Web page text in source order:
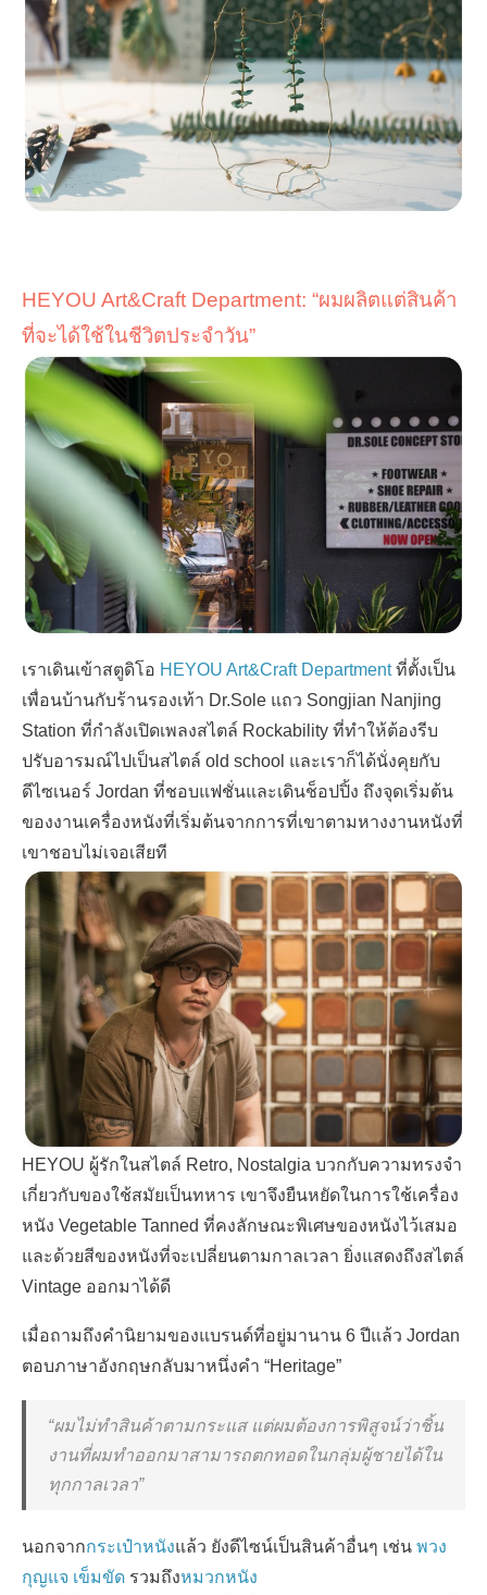
HEYOU Art&Craft Department: “ผมผลิตแต่สินค้า
ที่จะได้ใช้ในชีวิตประจำวัน”
เราเดินเข้าสตูดิโอ HEYOU Art&Craft Departmentที่ตั้งเป็น
เพื่อนบ้านกับร้านรองเท้า Dr.Sole แถว Songjian Nanjing
Station ที่กำลังเปิดเพลงสไตล์ Rockability ที่ทำให้ต้องรีบ
ปรับอารมณ์ไปเป็นสไตล์ old school และเราก็ได้นั่งคุยกับ
ดีไซเนอร์ Jordan ที่ชอบแฟชั่นและเดินช็อปปิ้ง ถึงจุดเริ่มต้น
ของงานเครื่องหนังที่เริ่มต้นจากการที่เขาตามหางงานหนังที่
เขาชอบไม่เจอเสียที
HEYOU ผู้รักในสไตล์ Retro, Nostalgia บวกกับความทรงจำ
เกี่ยวกับของใช้สมัยเป็นทหาร เขาจึงยืนหยัดในการใช้เครื่อง
หนัง Vegetable Tanned ที่คงลักษณะพิเศษของหนังไว้เสมอ
และด้วยสีของหนังที่จะเปลี่ยนตามกาลเวลา ยิ่งแสดงถึงสไตล์
Vintage ออกมาได้ดี
เมื่อถามถึงคำนิยามของแบรนด์ที่อยู่มานาน 6 ปีแล้ว Jordan
ตอบภาษาอังกฤษกลับมาหนึ่งคำ “Heritage”
“ผมไม่ทำสินค้าตามกระแส แต่ผมต้องการพิสูจน์ว่าชิ้น
งานที่ผมทำออกมาสามารถตกทอดในกลุ่มผู้ชายได้ใน
ทุกกาลเวลา”
นอกจากกระเป๋าหนังแล้ว ยังดีไซน์เป็นสินค้าอื่นๆ เช่น พวง
กุญแจ เข็มขัด รวมถึงหมวกหนัง